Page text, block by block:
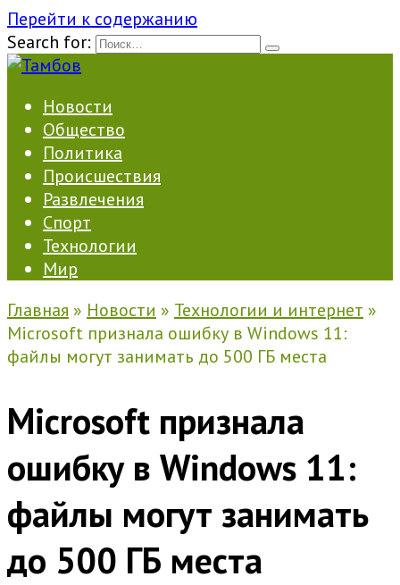
Перейти к содержанию
Search for:
Новости
Общество
Политика
Происшествия
Развлечения
Спорт
Технологии
Мир
Главная » Новости » Технологии и интернет »
Microsoft признала ошибку в Windows 11:
файлы могут занимать до 500 ГБ места
Microsoft признала
ошибку в Windows 11:
файлы могут занимать
до 500 ГБ места